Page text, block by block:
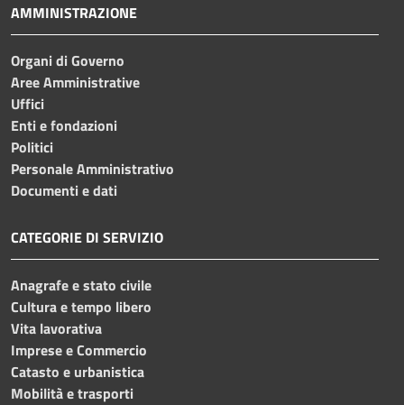
AMMINISTRAZIONE
Organi di Governo
Aree Amministrative
Uffici
Enti e fondazioni
Politici
Personale Amministrativo
Documenti e dati
CATEGORIE DI SERVIZIO
Anagrafe e stato civile
Cultura e tempo libero
Vita lavorativa
Imprese e Commercio
Catasto e urbanistica
Mobilità e trasporti